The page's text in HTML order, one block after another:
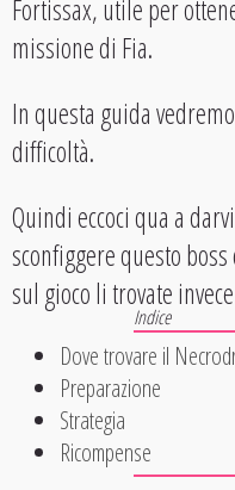
Fortissax, utile per
missione di Fia.
In questa guida
difficoltà.
Quindi eccoci qua a
sconfiggere questo
sul gioco li trovate
Dove trovare il
Preparazione
Strategia
Ricompense